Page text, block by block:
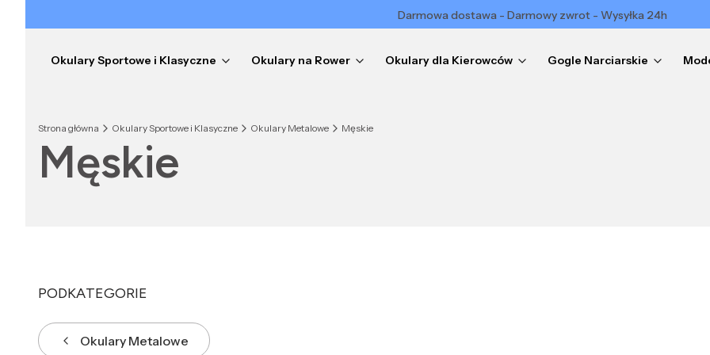
Darmowa dostawa - Darmowy zwrot - Wysyłka 24h
Okulary Sportowe i Klasyczne Okulary na Rower Okulary dla Kierowców Gogle Narciarskie
Strona główna Okulary Sportowe i Klasyczne Okulary Metalowe Męskie
Męskie
PODKATEGORIE
Okulary Metalowe